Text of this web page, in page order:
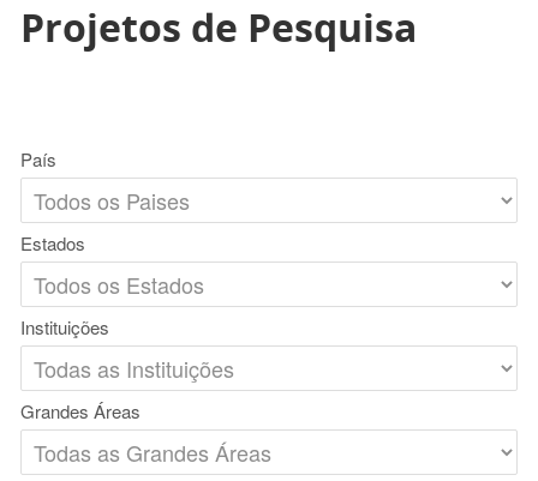
Projetos de Pesquisa
País
Estados
Instituições
Grandes Áreas